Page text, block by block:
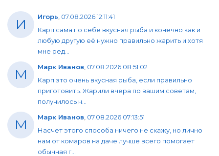
И Игорь 07.08.2026 12:11:41
Карп сама по себе вкусная рыба и конечно как и
любую другую её нужно правильно жарить и хотя
мне ред...
М Марк Иванов 07.08.2026 08:51:02
Карп это очень вкусная рыба, если правильно
приготовить. Жарили вчера по вашим советам,
получилось н...
М Марк Иванов 07.08.2026 07:13:51
Насчет этого способа ничего не скажу, но лично
нам от комаров на даче лучше всего помогает
обычная г...